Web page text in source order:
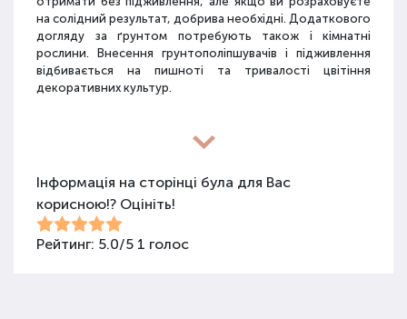
на солідний результат, добрива необхідні. Додаткового
догляду за ґрунтом потребують також і кімнатні
рослини. Внесення грунтополіпшувачів і підживлення
відбивається на пишноті та тривалості цвітіння
декоративних культур.
Різновиди засобів для покращення
Для покращення поживних якостей ґрунту
використовуються різні види засобів: мінеральні
добрива, органічні суміші, засоби змішаного типу,
Інформація на сторінці була для Вас
корисною!? Оцініть!
Рейтинг: 5.0/5 1 голос